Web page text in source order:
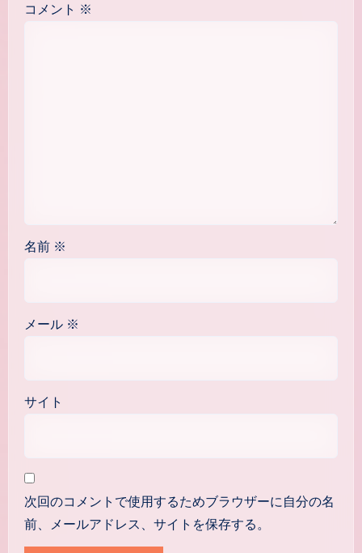
コメント ※
名前 ※
メール ※
サイト
次回のコメントで使用するためブラウザーに自分の名
前、メールアドレス、サイトを保存する。